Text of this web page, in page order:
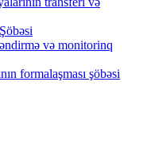
və monitorinq
formalaşması şöbəsi